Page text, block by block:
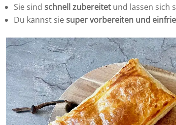
Sie sind schnell zubereitetund lassen sich
Du kannst siesuper vorbereiten und